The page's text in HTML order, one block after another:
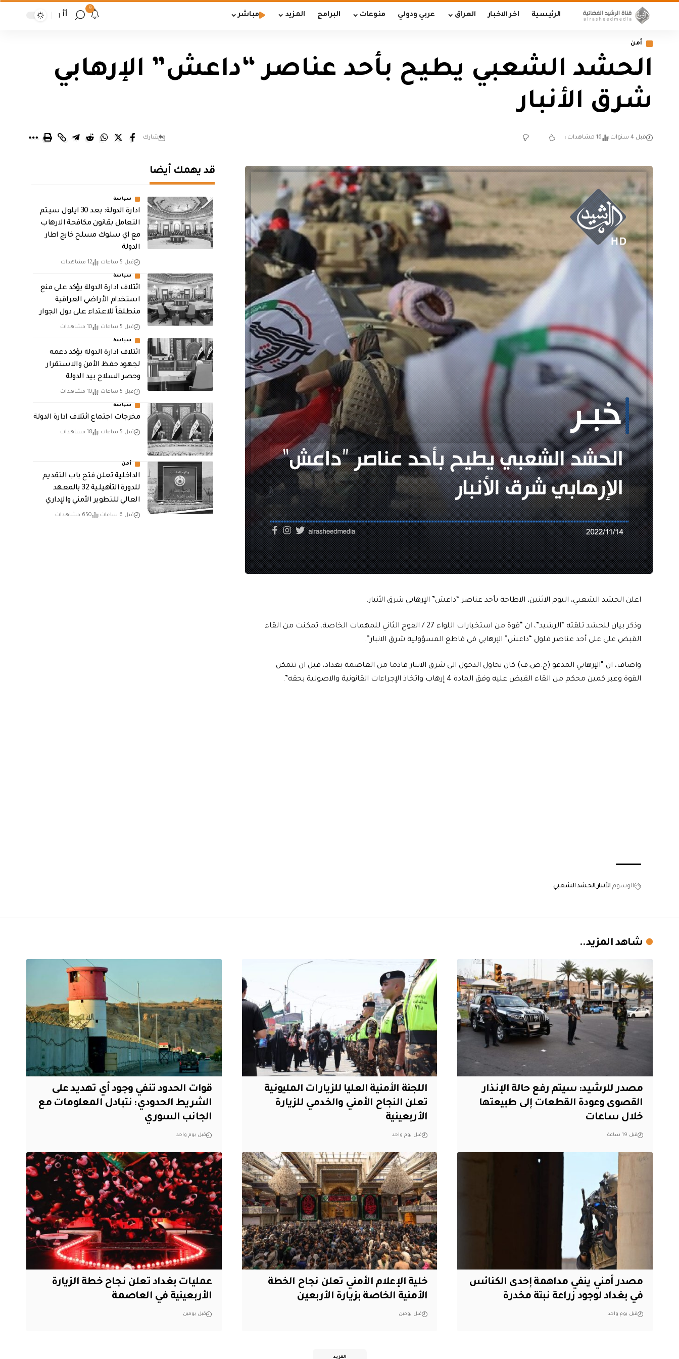
الرئيسية اخر الاخبار العراق عربي ودولي منوعات البرامج المزيد مباشر
9
أأ
أمن
الحشد الشعبي يطيح بأحد عناصر “داعش” الإرهابي
شرق الأنبار
قبل 4 سنوات 16 مشاهدات شارك
اعلن الحشد الشعبي، اليوم الاثنين، الاطاحة بأحد عناصر “داعش” الإرهابي شرق الأنبار.
وذكر بيان للحشد تلقته “الرشيد”، ان “قوة من استخبارات اللواء 27 / الفوج الثاني للمهمات الخاصة، تمكنت من القاء
القبض على على أحد عناصر فلول “داعش” الإرهابي في قاطع المسؤولية شرق الانبار”.
واضاف، ان “الإرهابي المدعو (ح.ص.ف) كان يحاول الدخول الى شرق الانبار قادما من العاصمة بغداد، قبل ان تتمكن
القوة وعبر كمين محكم من القاء القبض عليه وفق المادة 4 إرهاب واتخاذ الإجراءات القانونية والاصولية بحقه”.
الوسوم الأنبار الحشد الشعبي
قد يهمك أيضا
سياسة
ادارة الدولة: بعد 30 ايلول سيتم
التعامل بقانون مكافحة الارهاب
مع اي سلوك مسلح خارج اطار
الدولة
قبل 5 ساعات 12 مشاهدات
سياسة
ائتلاف ادارة الدولة يؤكد على منع
استخدام الأراضي العراقية
منطلقاً للاعتداء على دول الجوار
قبل 5 ساعات 10 مشاهدات
سياسة
ائتلاف ادارة الدولة يؤكد دعمه
لجهود حفظ الأمن والاستقرار
وحصر السلاح بيد الدولة
قبل 5 ساعات 10 مشاهدات
سياسة
مخرجات اجتماع ائتلاف ادارة الدولة
قبل 5 ساعات 18 مشاهدات
أمن
الداخلية تعلن فتح باب التقديم
للدورة التأهيلية 32 بالمعهد
العالي للتطوير الأمني والإداري
قبل 6 ساعات 650 مشاهدات
شاهد المزيد..
مصدر للرشيد: سيتم رفع حالة الإنذار
القصوى وعودة القطعات إلى طبيعتها
خلال ساعات
قبل 19 ساعة
اللجنة الأمنية العليا للزيارات المليونية
تعلن النجاح الأمني والخدمي للزيارة
الأربعينية
قبل يوم واحد
قوات الحدود تنفي وجود أي تهديد على
الشريط الحدودي: نتبادل المعلومات مع
الجانب السوري
قبل يوم واحد
مصدر أمني ينفي مداهمة إحدى الكنائس
في بغداد لوجود زراعة نبتة مخدرة
قبل يوم واحد
خلية الإعلام الأمني تعلن نجاح الخطة
الأمنية الخاصة بزيارة الأربعين
قبل يومين
عمليات بغداد تعلن نجاح خطة الزيارة
الأربعينية في العاصمة
قبل يومين
المزيد